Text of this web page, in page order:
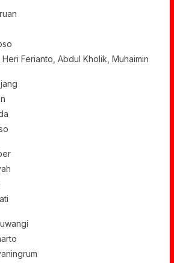
Ferianto, Abdul Kholik, Muhaimin